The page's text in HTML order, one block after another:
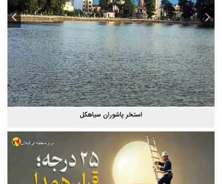
استخر پاشوران سیاهکل